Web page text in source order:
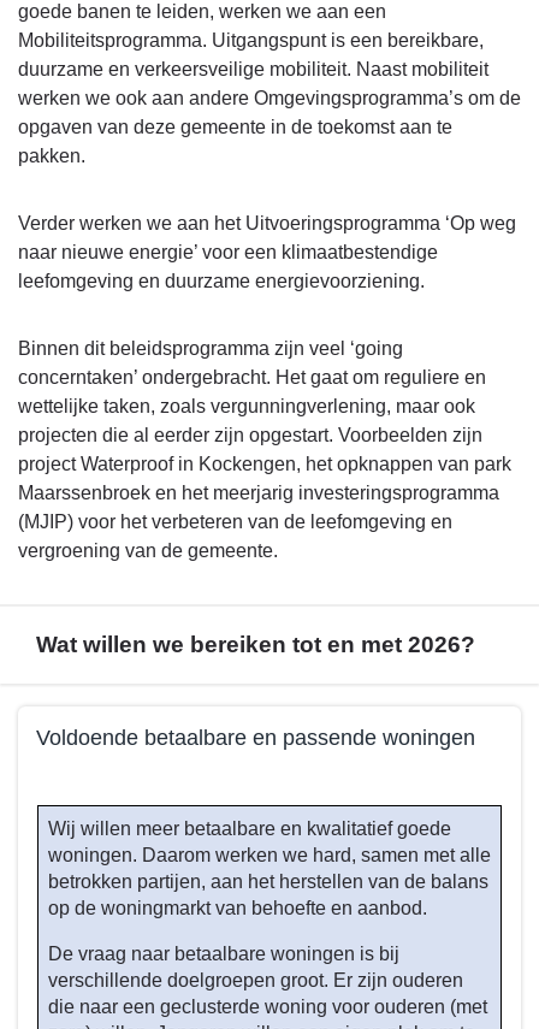
goede banen te leiden, werken we aan een
Mobiliteitsprogramma. Uitgangspunt is een bereikbare,
duurzame en verkeersveilige mobiliteit. Naast mobiliteit
werken we ook aan andere Omgevingsprogramma’s om de
opgaven van deze gemeente in de toekomst aan te
pakken.
Verder werken we aan het Uitvoeringsprogramma ‘Op weg
naar nieuwe energie’ voor een klimaatbestendige
leefomgeving en duurzame energievoorziening.
Binnen dit beleidsprogramma zijn veel ‘going
concerntaken’ ondergebracht. Het gaat om reguliere en
wettelijke taken, zoals vergunningverlening, maar ook
projecten die al eerder zijn opgestart. Voorbeelden zijn
project Waterproof in Kockengen, het opknappen van park
Maarssenbroek en het meerjarig investeringsprogramma
(MJIP) voor het verbeteren van de leefomgeving en
vergroening van de gemeente.
Wat willen we bereiken tot en met 2026?
Beleid
programma
willen
Voldoende betaalbare en passende woningen
naar
navigatie
Wat
Wij willen meer betaalbare en kwalitatief goede
woningen. Daarom werken we hard, samen met alle
betrokken partijen, aan het herstellen van de balans
op de woningmarkt van behoefte en aanbod.
De vraag naar betaalbare woningen is bij
verschillende doelgroepen groot. Er zijn ouderen
die naar een geclusterde woning voor ouderen (met